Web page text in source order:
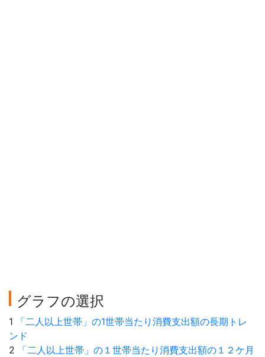
グラフの選択
1
「二人以上世帯」の1世帯当たり消費支出額の長期トレ
ンド
2
「二人以上世帯」の１世帯当たり消費支出額の１２ケ月